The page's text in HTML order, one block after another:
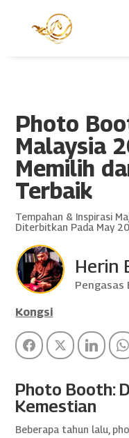
Photo
Malaysia
Memilih
Terbaik
Tempahan & Inspirasi
Diterbitkan Pada May
Herin
Pengasas
Kongsi
FacebookTwitter
Photo Booth:
Kemestian
Beberapa tahun lalu,